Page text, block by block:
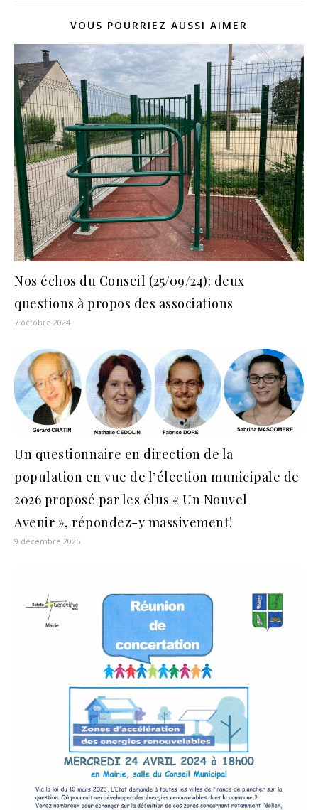
VOUS POURRIEZ AUSSI AIMER
Nos échos du Conseil (25/09/24): deux
questions à propos des associations
7 octobre 2024
Un questionnaire en direction de la
population en vue de l’élection municipale de
2026 proposé par les élus « Un Nouvel
Avenir », répondez-y massivement!
9 décembre 2025